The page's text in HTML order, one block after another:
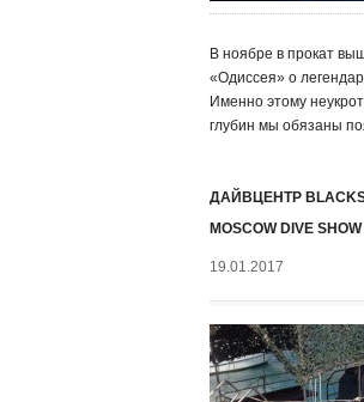
В ноябре в прокат
«Одиссея» о
Именно этому
глубин мы обязаны
ДАЙВЦЕНТР
MOSCOW DIVE
19.01.2017